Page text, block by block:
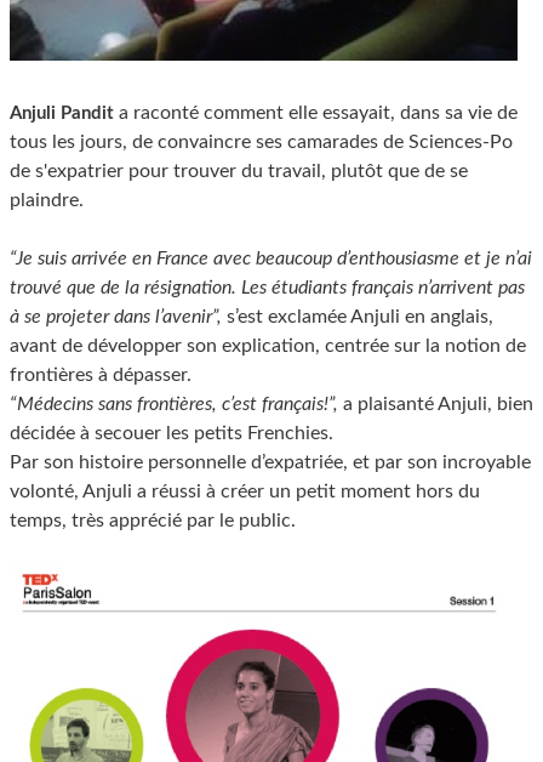
Anjuli Pandit a raconté comment elle essayait, dans sa vie de
tous les jours, de convaincre ses camarades de Sciences-Po
de s'expatrier pour trouver du travail, plutôt que de se
plaindre.
“Je suis arrivée en France avec beaucoup d’enthousiasme et je n’ai
trouvé que de la résignation. Les étudiants français n’arrivent pas
à se projeter dans l’avenir”, s’est exclamée Anjuli en anglais,
avant de développer son explication, centrée sur la notion de
frontières à dépasser.
“Médecins sans frontières, c’est français!”, a plaisanté Anjuli, bien
décidée à secouer les petits Frenchies.
Par son histoire personnelle d’expatriée, et par son incroyable
volonté, Anjuli a réussi à créer un petit moment hors du
temps, très apprécié par le public.